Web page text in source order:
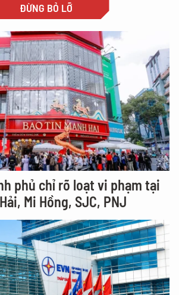
ĐỪNG BỎ LỠ
phủ chỉ rõ loạt vi phạm tại
Mi Hồng, SJC, PNJ